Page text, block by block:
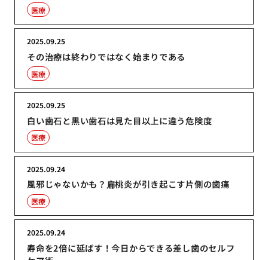
医療
その治療は終わりではなく始まりである
2025.09.25
医療
白い歯石と黒い歯石は見た目以上に違う危険度
2025.09.25
医療
風邪じゃないかも？扁桃炎が引き起こす片側の歯痛
2025.09.24
医療
寿命を2倍に延ばす！今日からできる差し歯のセルフ
2025.09.24